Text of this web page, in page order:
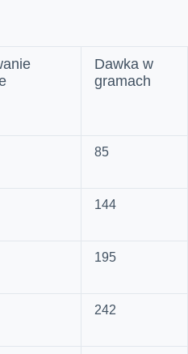
Dawka w
gramach
85
144
195
242